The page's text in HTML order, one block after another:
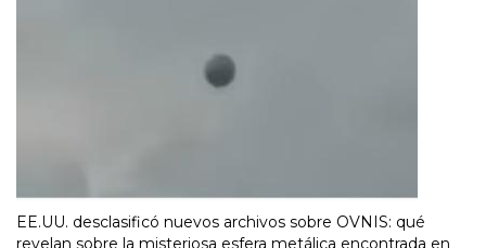
EE.UU. desclasificó nuevos archivos sobre OVNIS: qué
revelan sobre la misteriosa esfera metálica encontrada en